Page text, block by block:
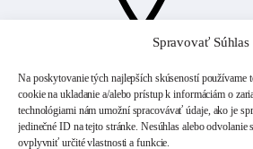
Spravovať Súhlas
Na poskytovanie tých najlepších skúseností používame
cookie na ukladanie a/alebo prístup k informáciám o
technológiami nám umožní spracovávať údaje, ako je
jedinečné ID na tejto stránke. Nesúhlas alebo odvolanie
ovplyvniť určité vlastnosti a funkcie.
P. Dobšinského 1095/42,
979 01 Rimavská Sobota
Prihlásiť sa na newsletter
Pridajte sa k našim odberateľom a
našimi exkluzívnymi novinkami a